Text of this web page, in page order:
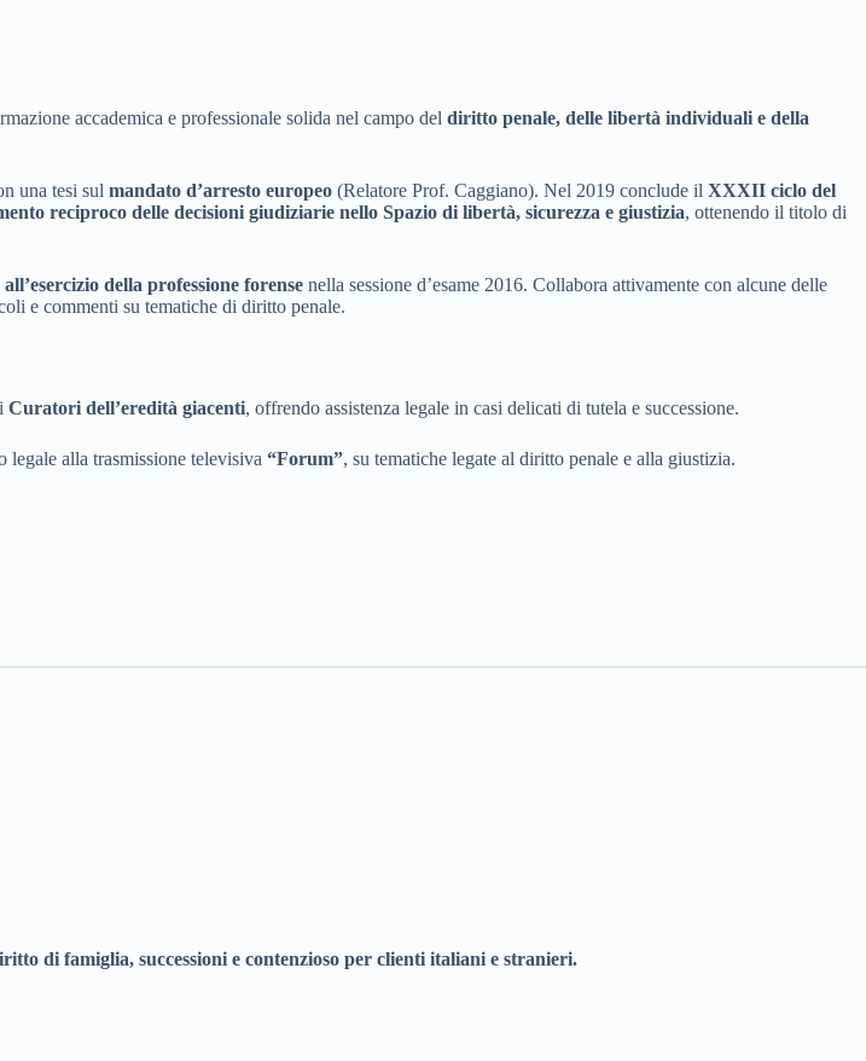
accademica e professionale solida nel campo del diritto penale, delle libertà individuali e della
una tesi sul mandato d’arresto europeo (Relatore Prof. Caggiano). Nel 2019 conclude il XXXII ciclo del
reciproco delle decisioni giudiziarie nello Spazio di libertà, sicurezza e giustizia, ottenendo il titolo di
della professione forense nella sessione d’esame 2016. Collabora attivamente con alcune delle
e commenti su tematiche di diritto penale.
Curatori dell’eredità giacenti, offrendo assistenza legale in casi delicati di tutela e successione.
legale alla trasmissione televisiva “Forum”, su tematiche legate al diritto penale e alla giustizia.
di famiglia, successioni e contenzioso per clienti italiani e stranieri.